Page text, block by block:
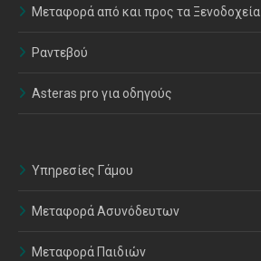
Μεταφορά από και προς τα Ξενοδοχεία
Ραντεβού
Asteras pro για οδηγούς
Υπηρεσίες Γάμου
Μεταφορά Ασυνόδευτων
Μεταφορά Παιδιών